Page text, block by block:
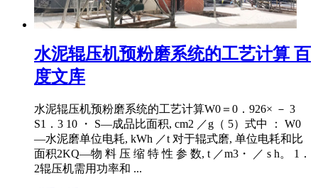
水泥辊压机预粉磨系统的工艺计算 百
度文库
水泥辊压机预粉磨系统的工艺计算W0＝0．926× － 3
S1．3 10 ・ S—成品比面积, cm2 ／g（ 5）式中 ： W0
—水泥磨单位电耗, kWh ／t 对于辊式磨, 单位电耗和比
面积2KQ—物 料 压 缩 特 性 参 数, t ／m3・ ／ s h。 1．
2辊压机需用功率和 ...